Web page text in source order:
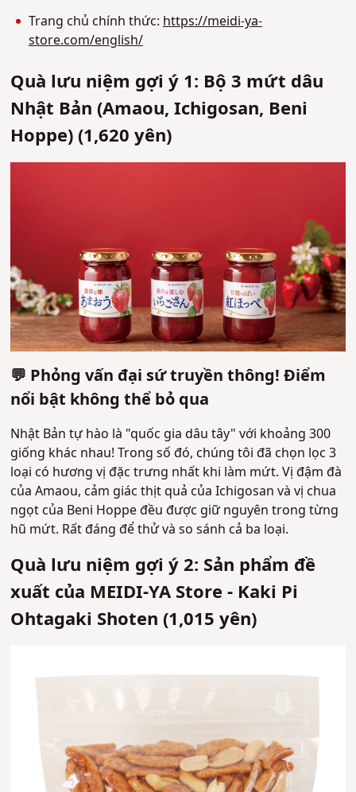
Trang chủ chính thức:https://meidi-ya-
store.com/english/
Quà lưu niệm gợi ý 1: Bộ 3 mứt dâu
Nhật Bản (Amaou, Ichigosan, Beni
Hoppe) (1,620 yên)
💬 Phỏng vấn đại sứ truyền thông! Điểm
nổi bật không thể bỏ qua
Nhật Bản tự hào là "quốc gia dâu tây" với khoảng 300
giống khác nhau! Trong số đó, chúng tôi đã chọn lọc 3
loại có hương vị đặc trưng nhất khi làm mứt. Vị đậm đà
của Amaou, cảm giác thịt quả của Ichigosan và vị chua
ngọt của Beni Hoppe đều được giữ nguyên trong từng
hũ mứt. Rất đáng để thử và so sánh cả ba loại.
Quà lưu niệm gợi ý 2: Sản phẩm đề
xuất của MEIDI-YA Store - Kaki Pi
Ohtagaki Shoten (1,015 yên)